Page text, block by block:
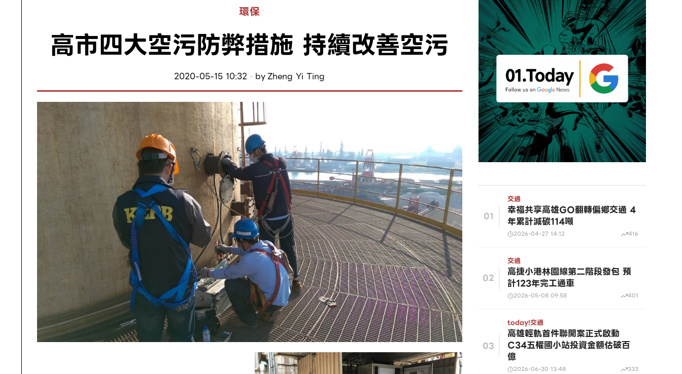
環保
高市四大空污防弊措施 持續改善空污
2020-05-15 10:32 byZheng Yi Ting
01
交通
幸福共享高雄GO翻轉偏鄉交通 4
年累計減碳114噸
2026-04-27 14:12 416
02
交通
高捷小港林園線第二階段發包 預
計123年完工通車
2026-05-08 09:58 401
03
today!交通
高雄輕軌首件聯開案正式啟動
C34五權國小站投資金額估破百
億
2026-06-30 13:48 333